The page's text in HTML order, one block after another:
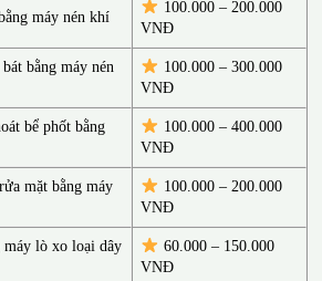
máy nén khí
100.000 – 200.000
VNĐ
bằng máy nén
100.000 – 300.000
VNĐ
bể phốt bằng
100.000 – 400.000
VNĐ
mặt bằng máy
100.000 – 200.000
VNĐ
máy lò xo loại dây
60.000 – 150.000
VNĐ